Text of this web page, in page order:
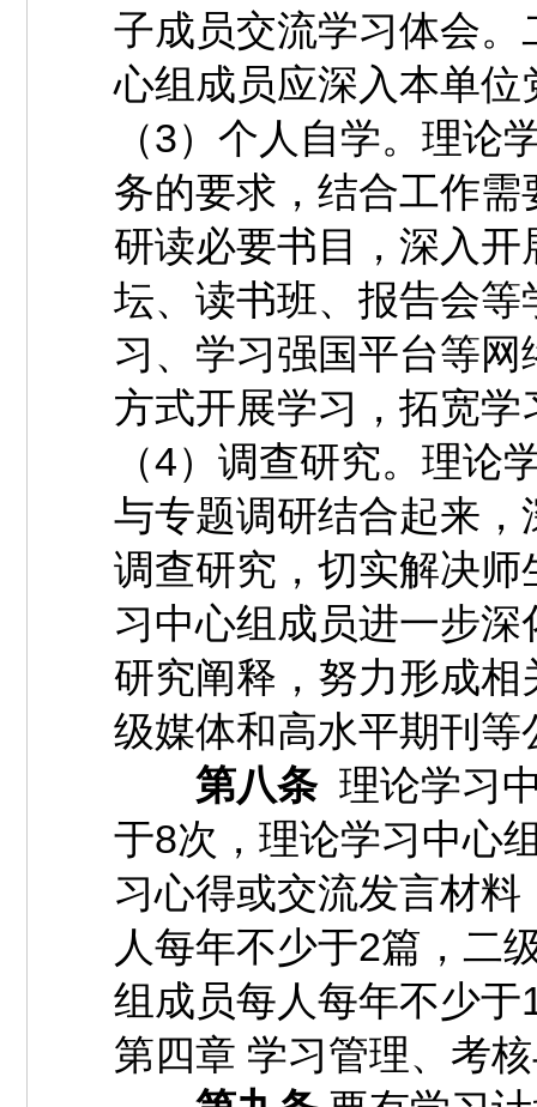
子成员交流学习体会
心组成员应深入本单
（3）个人自学。理论
务的要求，结合工作
研读必要书目，深入
坛、读书班、报告会
习、学习强国平台等
方式开展学习，拓宽
（4）调查研究。理论
与专题调研结合起来
调查研究，切实解决师
习中心组成员进一步
研究阐释，努力形成
级媒体和高水平期刊等
第八条理论学习
于8次，理论学习中心
习心得或交流发言材
人每年不少于2篇，二
组成员每人每年不少于
第四章 学习管理、考